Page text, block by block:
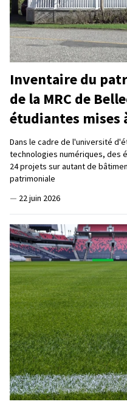
Inventaire du
de la MRC de
étudiantes
Dans le cadre de l'université
technologies numériques, des
24 projets sur autant de
patrimoniale
— 22 juin 2026